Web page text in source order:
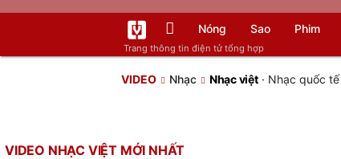
Trang thông tin điện tử tổng hợp
Nóng Sao Phim
VIDEO Nhạc Nhạc việt · Nhạc quốc tế
VIDEO NHẠC VIỆT MỚI NHẤT